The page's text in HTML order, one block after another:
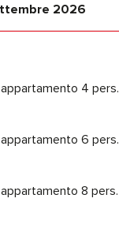
2026
4 pers.
6 pers.
8 pers.